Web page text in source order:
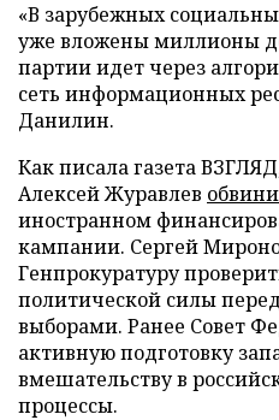
«В зарубежных
уже вложены миллионы
партии идет через
сеть информационных
Данилин.
Как писала газета
Алексей Журавлев
иностранном
кампании. Сергей
Генпрокуратуру
политической силы
выборами. Ранее Совет
активную подготовку
вмешательству в
процессы.